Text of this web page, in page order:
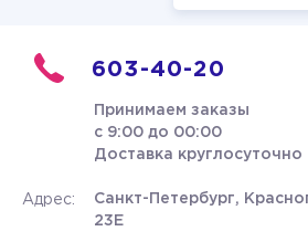
603-40-20
Принимаем заказы
с 9:00 до 00:00
Доставка круглосуточно
Адрес:
Санкт-Петербург,
23Е